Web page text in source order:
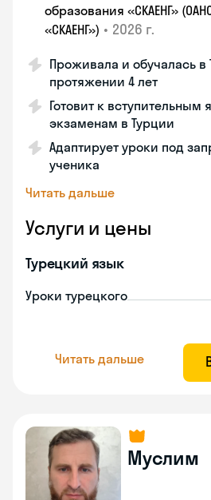
образования «СКАЕНГ»
«СКАЕНГ») • 2026 г.
Проживала и обучалась в
протяжении 4 лет
Готовит к вступительным
экзаменам в Турции
Адаптирует уроки под
ученика
Читать дальше
Услуги и цены
Турецкий язык
Уроки турецкого
Читать дальше
Муслим